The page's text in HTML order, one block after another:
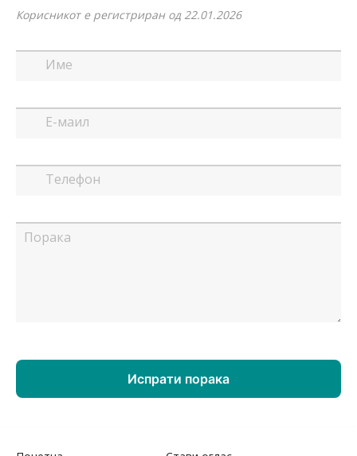
Корисникот е регистриран од 22.01.2026